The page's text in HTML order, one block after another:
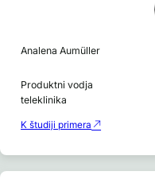
Analena Aumüller
Produktni vodja
teleklinika
K študiji primera